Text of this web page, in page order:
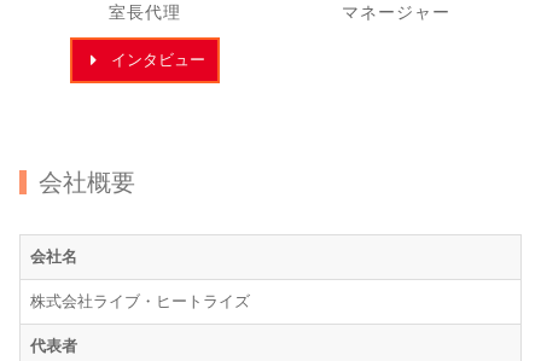
室長代理
インタビュー
マネージャー
会社概要
会社名
株式会社ライブ・ヒートライズ
代表者